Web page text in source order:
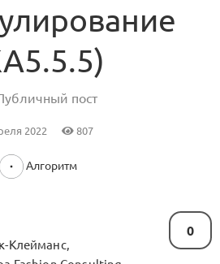
пост
2022 807
Алгоритм
0
Клейманс,